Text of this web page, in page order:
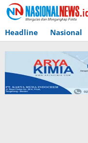
Lewati
ke
konten
Headline Nasional